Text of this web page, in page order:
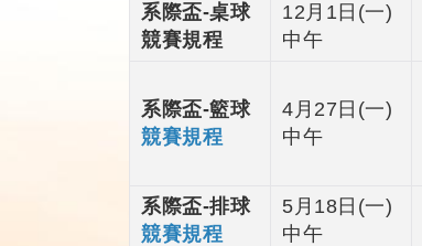
系際盃-桌球
競賽規程
12月1日(一)
中午
系際盃-籃球
競賽規程
4月27日(一)
中午
系際盃-排球
競賽規程
5月18日(一)
中午